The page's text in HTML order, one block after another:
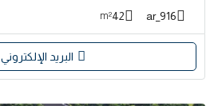
916_ar
42
m²
البريد الإلكتروني